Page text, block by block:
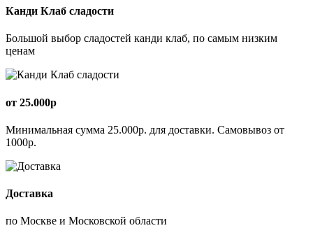
Канди Клаб сладости
Большой выбор сладостей канди клаб, по самым низким
ценам
от 25.000р
Минимальная сумма 25.000р. для доставки. Самовывоз от
1000р.
Доставка
по Москве и Московской области